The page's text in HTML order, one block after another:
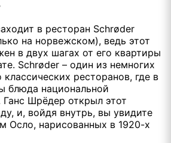
в ресторан Schrøder
на норвежском), ведь этот
в двух шагах от его квартиры
Schrøder – один из немногих
ресторанов, где в
блюда национальной
Шрёдер открыл этот
и, войдя внутрь, вы увидите
Осло, нарисованных в 1920-х